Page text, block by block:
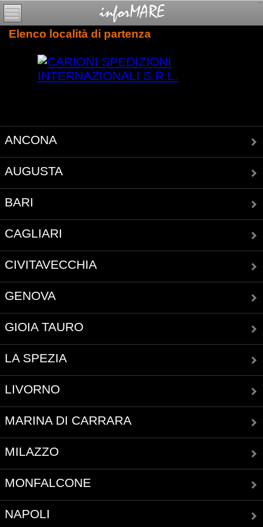
Elenco località di partenza
ANCONA
AUGUSTA
BARI
CAGLIARI
CIVITAVECCHIA
GENOVA
GIOIA TAURO
LA SPEZIA
LIVORNO
MARINA DI CARRARA
MILAZZO
MONFALCONE
NAPOLI